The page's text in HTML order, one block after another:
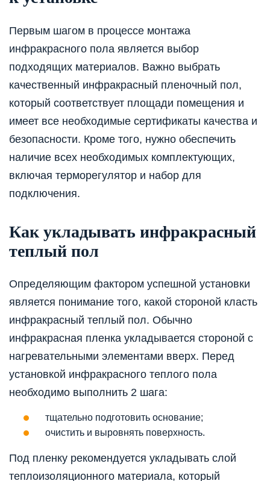
Первым шагом в процессе монтажа
инфракрасного пола является выбор
подходящих материалов. Важно выбрать
качественный инфракрасный пленочный пол,
который соответствует площади помещения и
имеет все необходимые сертификаты качества и
безопасности. Кроме того, нужно обеспечить
наличие всех необходимых комплектующих,
включая терморегулятор и набор для
подключения.
Как укладывать инфракрасный
теплый пол
Определяющим фактором успешной установки
является понимание того, какой стороной класть
инфракрасный теплый пол. Обычно
инфракрасная пленка укладывается стороной с
нагревательными элементами вверх. Перед
установкой инфракрасного теплого пола
необходимо выполнить 2 шага:
тщательно подготовить основание;
очистить и выровнять поверхность.
Под пленку рекомендуется укладывать слой
теплоизоляционного материала, который